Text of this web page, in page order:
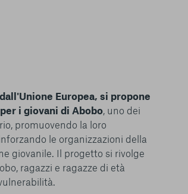
Europea, si propone
i giovani di Abobo, uno dei
promuovendo la loro
le organizzazioni della
giovanile. Il progetto si rivolge
ragazzi e ragazze di età